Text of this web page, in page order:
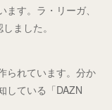
す。ラ・リーガ、
ました。
られています。分か
している「DAZN